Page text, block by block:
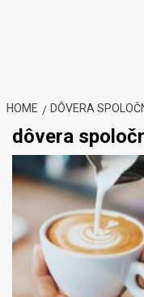
HOME DÔVERA
dôvera